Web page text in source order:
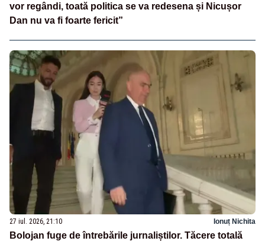
vor regândi, toată politica se va redesena și Nicușor
Dan nu va fi foarte fericit”
27 iul. 2026, 21:10 Ionuț Nichita
Bolojan fuge de întrebările jurnaliștilor. Tăcere totală